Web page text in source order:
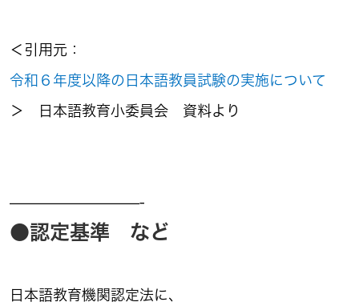
＜引用元：
令和６年度以降の日本語教員試験の実施について
＞ 日本語教育小委員会 資料より
—————————-
●認定基準 など
日本語教育機関認定法に、